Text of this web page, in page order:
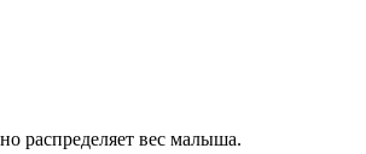
распределяет вес малыша.